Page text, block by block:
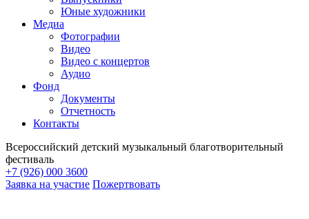
Юные художники
Медиа
Фотографии
Видео
Видео с концертов
Аудио
Фонд
Документы
Отчетность
Контакты
Всероссийский детский музыкальный благотворительный
фестиваль
+7 (926) 000 3600
Заявка на участие Пожертвовать